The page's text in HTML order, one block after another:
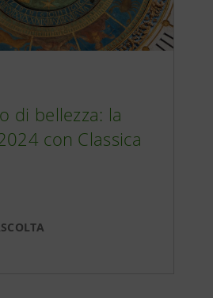
di bellezza: la
con Classica